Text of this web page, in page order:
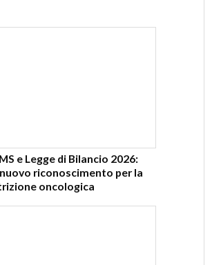
e Legge di Bilancio 2026:
riconoscimento per la
oncologica